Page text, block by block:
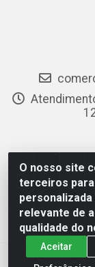
O nosso site
terceiros
relevante de
qualidade do
Aceitar
MBS PEÇAS
SOUZA, 78 -
BERTE,